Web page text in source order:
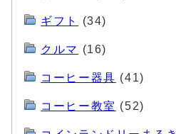
ギフト (34)
クルマ (16)
コーヒー器具 (41)
コーヒー教室 (52)